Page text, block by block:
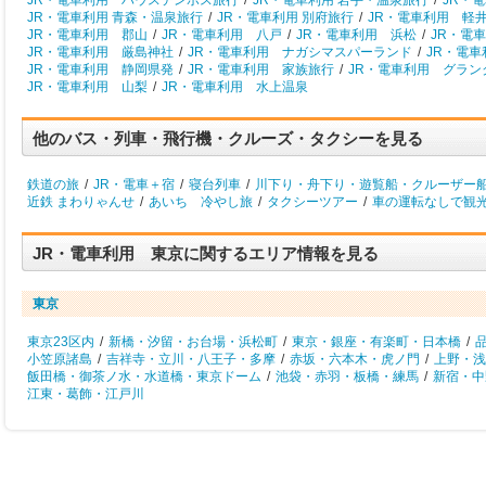
JR・電車利用 青森・温泉旅行 / JR・電車利用 別府旅行 / JR・電車利用 軽
JR・電車利用 郡山 / JR・電車利用 八戸 / JR・電車利用 浜松 / JR・電
JR・電車利用 厳島神社 / JR・電車利用 ナガシマスパーランド / JR・電
JR・電車利用 静岡県発 / JR・電車利用 家族旅行 / JR・電車利用 グラン
JR・電車利用 山梨 / JR・電車利用 水上温泉
他のバス・列車・飛行機・クルーズ・タクシーを見る
鉄道の旅 / JR・電車＋宿 / 寝台列車 / 川下り・舟下り・遊覧船・クルーザー
近鉄 まわりゃんせ / あいち 冷やし旅 / タクシーツアー / 車の運転なしで観
JR・電車利用 東京に関するエリア情報を見る
東京
東京23区内 / 新橋・汐留・お台場・浜松町 / 東京・銀座・有楽町・日本橋 /
小笠原諸島 / 吉祥寺・立川・八王子・多摩 / 赤坂・六本木・虎ノ門 / 上野・
飯田橋・御茶ノ水・水道橋・東京ドーム / 池袋・赤羽・板橋・練馬 / 新宿・
江東・葛飾・江戸川